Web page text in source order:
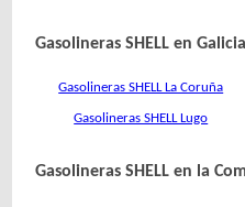
Gasolineras SHELL en Galicia
Gasolineras SHELL La Coruña
Gasolineras SHELL Lugo
Gasolineras SHELL en la